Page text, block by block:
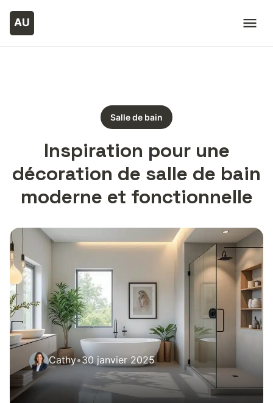
Salle de bain
Inspiration pour une
décoration de salle de bain
moderne et fonctionnelle
Cathy•30 janvier 2025